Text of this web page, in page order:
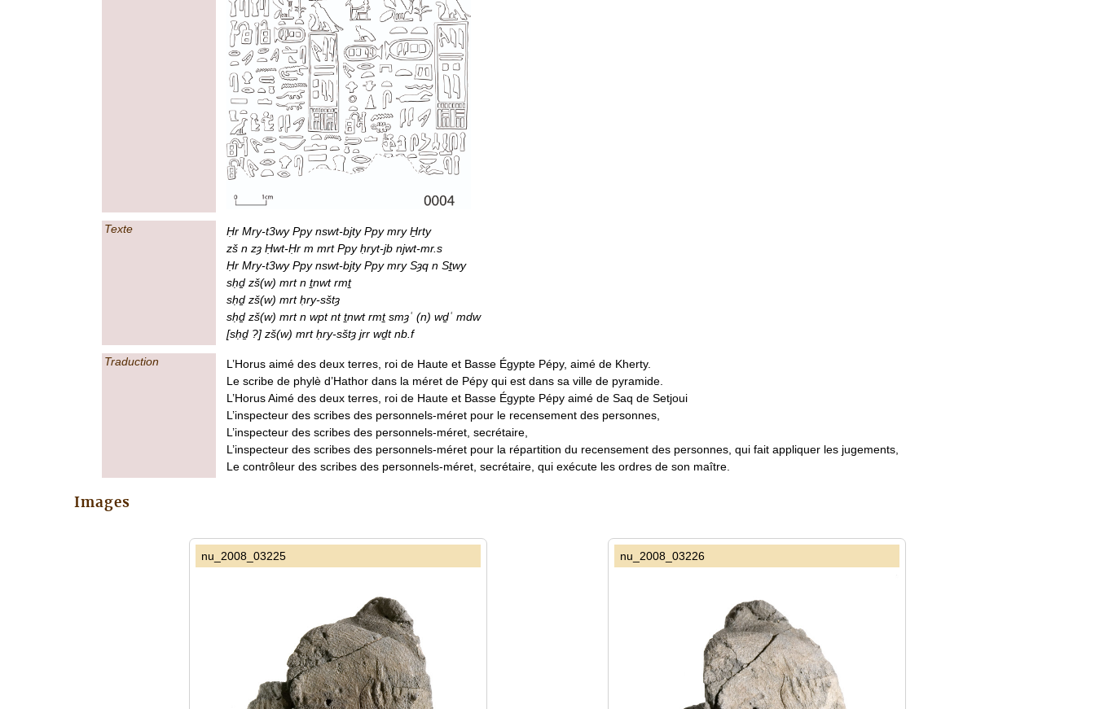
Texte
Ḥr Mry-t3wy Ppy nswt-bjty Ppy mry H̱rty
zš n zȝ Ḥwt-Ḥr m mrt Ppy ḥryt-jb njwt-mr.s
Ḥr Mry-t3wy Ppy nswt-bjty Ppy mry Sȝq n Sṯwy
sḥḏ zš(w) mrt n ṯnwt rmṯ
sḥḏ zš(w) mrt ḥry-sštȝ
sḥḏ zš(w) mrt n wpt nt ṯnwt rmṯ smȝʿ (n) wḏʿ mdw
[sḥḏ ?] zš(w) mrt ḥry-sštȝ jrr wḏt nb.f
Traduction
L’Horus aimé des deux terres, roi de Haute et Basse Égypte Pépy, aimé de Kherty.
Le scribe de phylè d’Hathor dans la méret de Pépy qui est dans sa ville de pyramide.
L’Horus Aimé des deux terres, roi de Haute et Basse Égypte Pépy aimé de Saq de Setjoui
L’inspecteur des scribes des personnels-méret pour le recensement des personnes,
L’inspecteur des scribes des personnels-méret, secrétaire,
L’inspecteur des scribes des personnels-méret pour la répartition du recensement des personnes, qui fait appliquer les jugements,
Le contrôleur des scribes des personnels-méret, secrétaire, qui exécute les ordres de son maître.
Images
nu_2008_03225 nu_2008_03226